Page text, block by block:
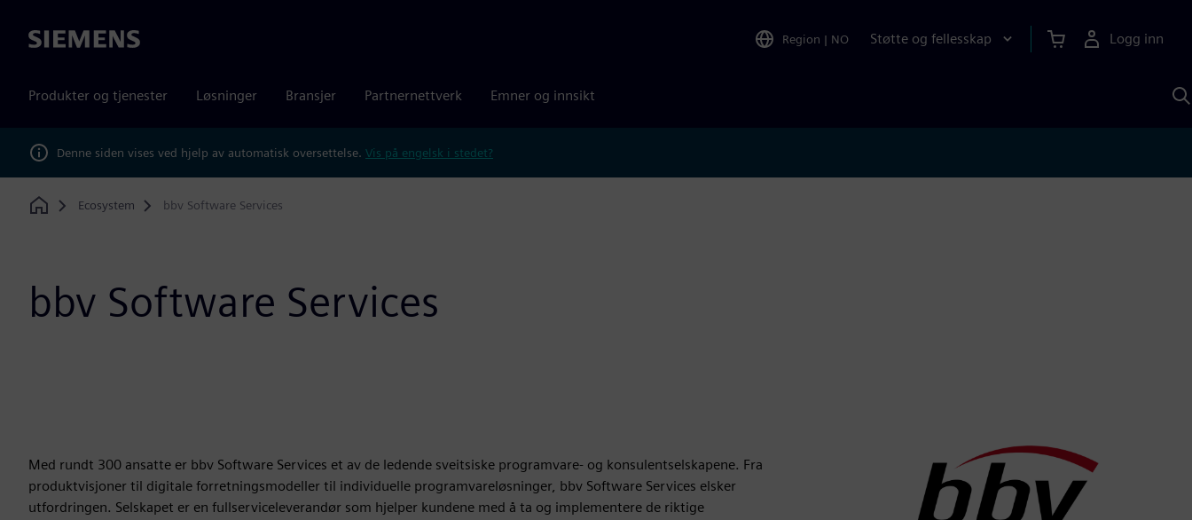
Siemens Region | NO Støtte og fellesskap Logg inn
Produkter og tjenester Løsninger Bransjer Partnernettverk Emner og innsikt
Denne siden vises ved hjelp av automatisk oversettelse. Vis på engelsk i stedet?
Home
Ecosystem bbv Software Services
bbv Software Services
Med rundt 300 ansatte er bbv Software Services et av de ledende sveitsiske programvare- og konsulentselskapene. Fra
produktvisjoner til digitale forretningsmodeller til individuelle programvareløsninger, bbv Software Services elsker
utfordringen. Selskapet er en fullserviceleverandør som hjelper kundene med å ta og implementere de riktige